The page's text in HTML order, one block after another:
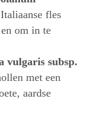
fles
om in te
vulgaris subsp.
met een
aardse